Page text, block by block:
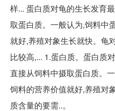
样... 蛋白质对龟的生长发育
取蛋白质。一般认为,饲料中
就好,养殖对象生长就快。龟
比较高,... 1.蛋白质。蛋白质
直接从饲料中摄取蛋白质。
饲料的营养价值就好,养殖对
质含量的要需..。